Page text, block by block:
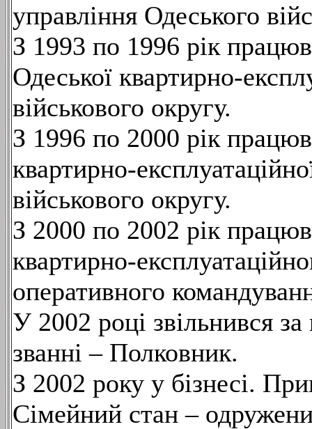
управління Одеського
З 1993 по 1996 рік
Одеської квартирно-
військового округу.
З 1996 по 2000 рік
квартирно-
військового округу.
З 2000 по 2002 рік
квартирно-
оперативного
У 2002 році звільнився
званні – Полковник.
З 2002 року у бізнесі.
Сімейний стан –